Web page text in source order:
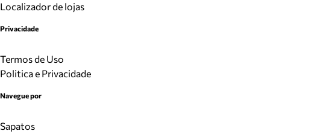
Localizador de lojas
Privacidade
Termos de Uso
Politica e Privacidade
Navegue por
Sapatos